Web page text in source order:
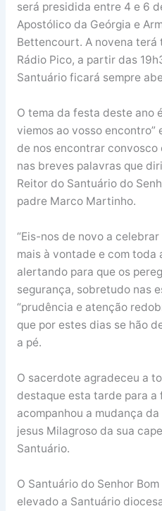
será presidida entre 4 e 6
Apostólico da Geórgia e
Bettencourt. A novena terá
Rádio Pico, a partir das
Santuário ficará sempre
O tema da festa deste ano
viemos ao vosso encontro”
de nos encontrar convosco
nas breves palavras que
Reitor do Santuário do
padre Marco Martinho.
“Eis-nos de novo a
mais à vontade e com toda
alertando para que os
segurança, sobretudo nas
“prudência e atenção
que por estes dias se hão
a pé.
O sacerdote agradeceu a
destaque esta tarde para a
acompanhou a mudança
jesus Milagroso da sua
Santuário.
O Santuário do Senhor
elevado a Santuário